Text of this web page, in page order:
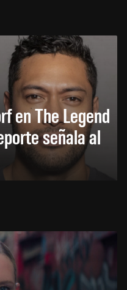
en The Legend
señala al